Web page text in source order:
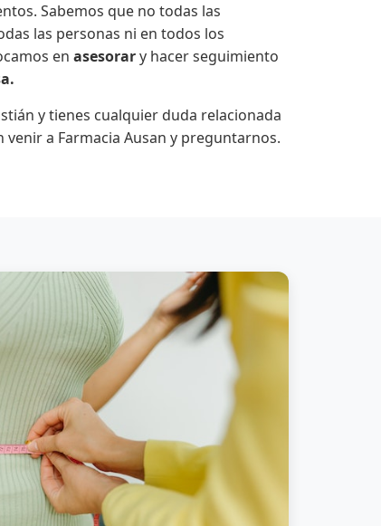
Sabemos que no todas las
las personas ni en todos los
en asesorary hacer seguimiento
y tienes cualquier duda relacionada
a Farmacia Ausan y preguntarnos.